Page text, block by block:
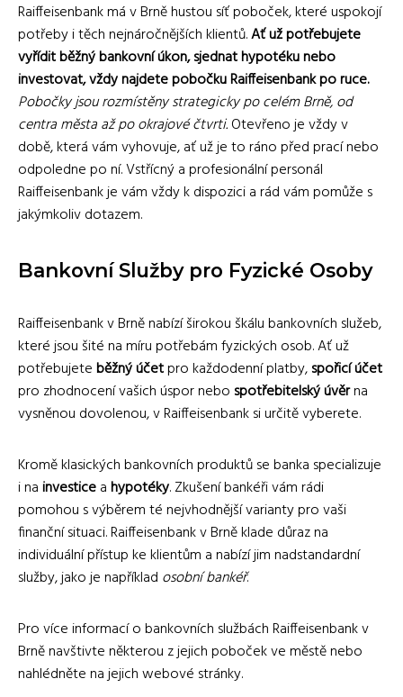
Raiffeisenbank má v Brně hustou síť poboček, které uspokojí
potřeby i těch nejnáročnějších klientů.Ať už potřebujete
vyřídit běžný bankovní úkon, sjednat hypotéku nebo
investovat, vždy najdete pobočku Raiffeisenbank po ruce.
Pobočky jsou rozmístěny strategicky po celém Brně, od
centra města až po okrajové čtvrti.Otevřeno je vždy v
době, která vám vyhovuje, ať už je to ráno před prací nebo
odpoledne po ní. Vstřícný a profesionální personál
Raiffeisenbank je vám vždy k dispozici a rád vám pomůže s
jakýmkoliv dotazem.
Bankovní Služby pro Fyzické Osoby
Raiffeisenbank v Brně nabízí širokou škálu bankovních služeb,
které jsou šité na míru potřebám fyzických osob. Ať už
potřebujeteběžný účetpro každodenní platby,spořicí účet
pro zhodnocení vašich úspor nebo spotřebitelský úvěrna
vysněnou dovolenou, v Raiffeisenbank si určitě vyberete.
Kromě klasických bankovních produktů se banka specializuje
i nainvesticeahypotéky. Zkušení bankéři vám rádi
pomohou s výběrem té nejvhodnější varianty pro vaši
finanční situaci. Raiffeisenbank v Brně klade důraz na
individuální přístup ke klientům a nabízí jim nadstandardní
služby, jako je například osobní bankéř.
Pro více informací o bankovních službách Raiffeisenbank v
Brně navštivte některou z jejich poboček ve městě nebo
nahlédněte na jejich webové stránky.